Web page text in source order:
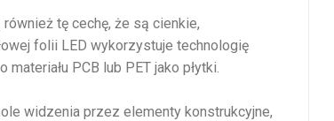
tę cechę, że są cienkie,
folii LED wykorzystuje technologię
PCB lub PET jako płytki.
widzenia przez elementy konstrukcyjne,